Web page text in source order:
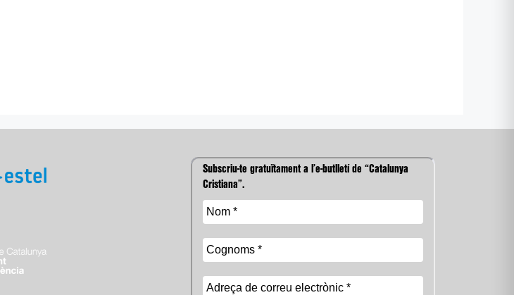
Subscriu-te gratuïtament a l’e-butlletí de “Catalunya
Cristiana”.